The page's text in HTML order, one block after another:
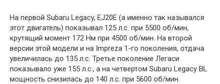
На первой Subaru Legacy, EJ20E (а именно так назывался
этот двигатель) показывал 125 л.с. при 5500 об/мин,
крутящий момент 172 Нм при 4500 об/мин. На второй
версии этой модели и на Impreza 1-го поколения, отдача
увеличилась до 135 л.с. Третье поколение Легаси
показывало уже 155 л.с., а на четвертом Subaru Legacy BL
мощность снизилась до 140 л.с. при 5600 об/мин.